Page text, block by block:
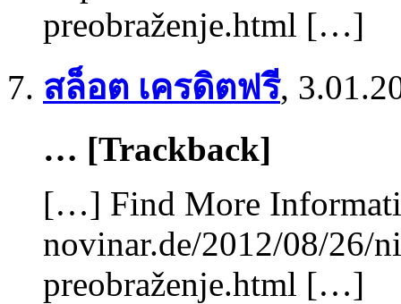
preobraženje.html […]
สล็อต เครดิตฟรี,
… [Trackback]
[…] Find More
novinar.de/2012/08/26/
preobraženje.html […]